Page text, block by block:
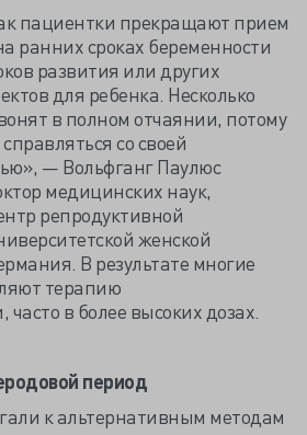
пациентки прекращают прием
ранних сроках беременности
развития или других
для ребенка. Несколько
в полном отчаянии, потому
со своей
— Вольфганг Паулюс
медицинских наук,
репродуктивной
женской
В результате многие
терапию
в более высоких дозах.
период
к альтернативным методам